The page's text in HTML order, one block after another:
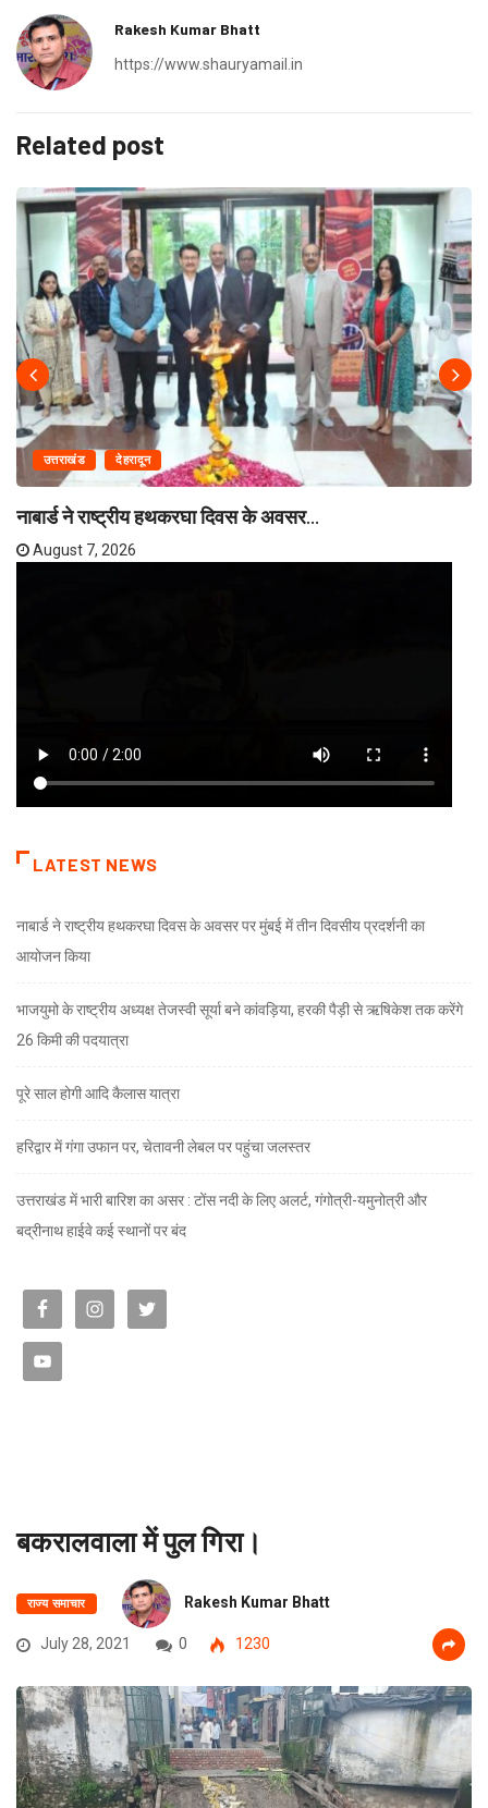
Rakesh Kumar Bhatt
https://www.shauryamail.in
Related post
उत्तराखंड देहरादून
नाबार्ड ने राष्ट्रीय हथकरघा दिवस के अवसर...
August 7, 2026
LATEST NEWS
नाबार्ड ने राष्ट्रीय हथकरघा दिवस के अवसर पर मुंबई में तीन दिवसीय प्रदर्शनी का
आयोजन किया
भाजयुमो के राष्ट्रीय अध्यक्ष तेजस्वी सूर्या बने कांवड़िया, हरकी पैड़ी से ऋषिकेश तक करेंगे
26 किमी की पदयात्रा
पूरे साल होगी आदि कैलास यात्रा
हरिद्वार में गंगा उफान पर, चेतावनी लेबल पर पहुंचा जलस्तर
उत्तराखंड में भारी बारिश का असर : टोंस नदी के लिए अलर्ट, गंगोत्री-यमुनोत्री और
बद्रीनाथ हाईवे कई स्थानों पर बंद
बकरालवाला में पुल गिरा।
राज्य समाचार Rakesh Kumar Bhatt
July 28, 2021 0 1230